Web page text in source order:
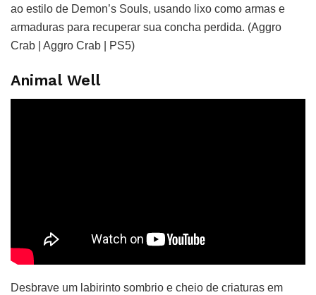
ao estilo de Demon’s Souls, usando lixo como armas e
armaduras para recuperar sua concha perdida. (Aggro
Crab | Aggro Crab | PS5)
Animal Well
Desbrave um labirinto sombrio e cheio de criaturas em